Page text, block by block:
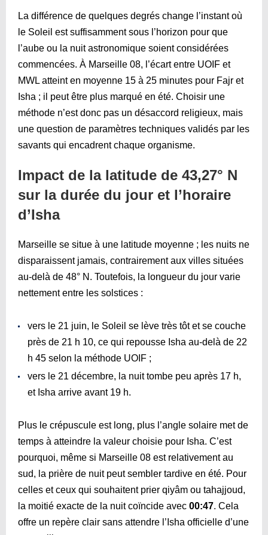
La différence de quelques degrés change l’instant où
le Soleil est suffisamment sous l’horizon pour que
l’aube ou la nuit astronomique soient considérées
commencées. À Marseille 08, l’écart entre UOIF et
MWL atteint en moyenne 15 à 25 minutes pour Fajr et
Isha ; il peut être plus marqué en été. Choisir une
méthode n’est donc pas un désaccord religieux, mais
une question de paramètres techniques validés par les
savants qui encadrent chaque organisme.
Impact de la latitude de 43,27° N
sur la durée du jour et l’horaire
d’Isha
Marseille se situe à une latitude moyenne ; les nuits ne
disparaissent jamais, contrairement aux villes situées
au-delà de 48° N. Toutefois, la longueur du jour varie
nettement entre les solstices :
vers le 21 juin, le Soleil se lève très tôt et se couche
près de 21 h 10, ce qui repousse Isha au-delà de 22
h 45 selon la méthode UOIF ;
vers le 21 décembre, la nuit tombe peu après 17 h,
et Isha arrive avant 19 h.
Plus le crépuscule est long, plus l’angle solaire met de
temps à atteindre la valeur choisie pour Isha. C’est
pourquoi, même si Marseille 08 est relativement au
sud, la prière de nuit peut sembler tardive en été. Pour
celles et ceux qui souhaitent prier qiyâm ou tahajjoud,
la moitié exacte de la nuit coïncide avec 00:47. Cela
offre un repère clair sans attendre l’Isha officielle d’une